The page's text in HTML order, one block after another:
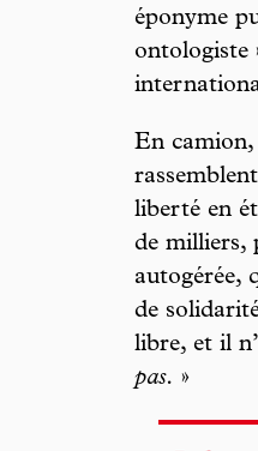
éponyme
ontologiste
En camion,
liberté en
de milliers,
autogérée,
de
libre, et il
pas. »